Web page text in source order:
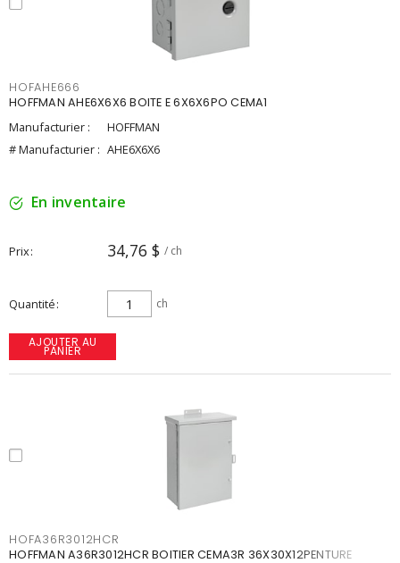
HOFAHE666
HOFFMAN AHE6X6X6 BOITE E 6X6X6PO CEMA1
Manufacturier :
HOFFMAN
# Manufacturier : AHE6X6X6
En inventaire
Prix 34,76 $ / ch
Quantité ch
AJOUTER AU
PANIER
HOFA36R3012HCR
HOFFMAN A36R3012HCR BOITIER CEMA3R 36X30X12PENTURE